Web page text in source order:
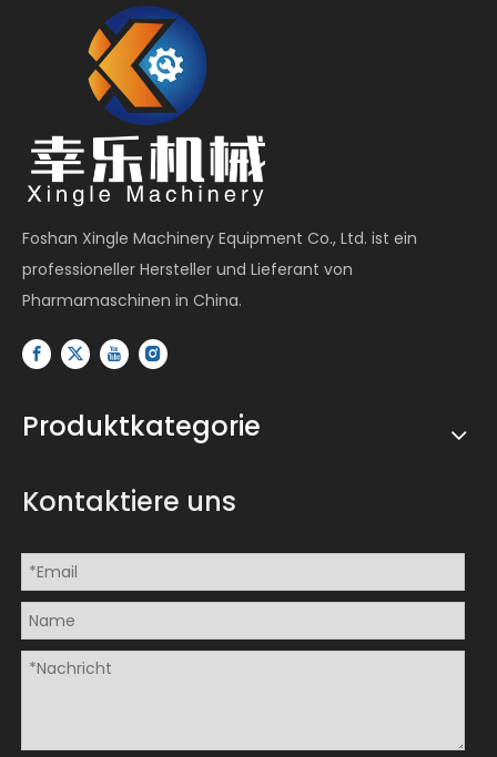
Foshan Xingle Machinery Equipment Co., Ltd. ist ein
professioneller Hersteller und Lieferant von
Pharmamaschinen in China.
Produktkategorie
Kontaktiere uns